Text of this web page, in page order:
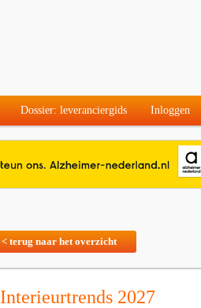
Dossier: leveranciergids Inloggen
< terug naar het overzicht
Interieurtrends 2027